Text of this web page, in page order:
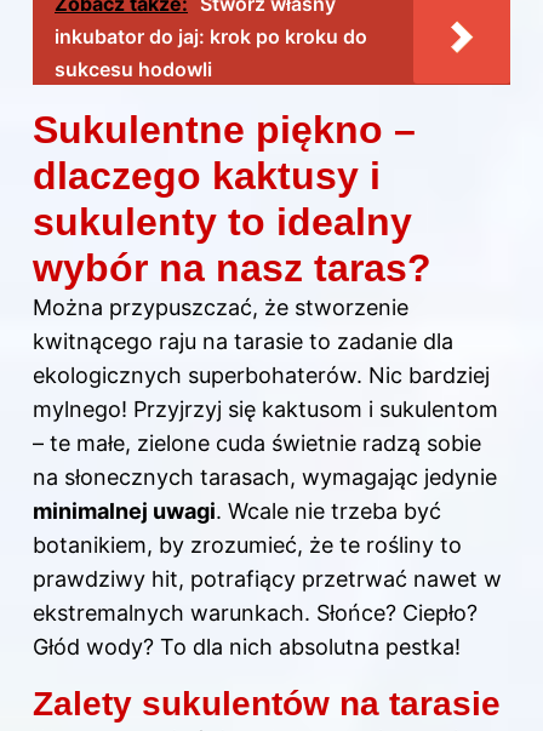
inkubator do jaj: krok po kroku do
sukcesu hodowli
Sukulentne piękno –
dlaczego kaktusy i
sukulenty to idealny
wybór na nasz taras?
Można przypuszczać, że stworzenie
kwitnącego raju na tarasie to zadanie dla
ekologicznych superbohaterów. Nic bardziej
mylnego! Przyjrzyj się kaktusom i sukulentom
– te małe, zielone cuda świetnie radzą sobie
na słonecznych tarasach, wymagając jedynie
minimalnej uwagi. Wcale nie trzeba być
botanikiem, by zrozumieć, że te rośliny to
prawdziwy hit, potrafiący przetrwać nawet w
ekstremalnych warunkach. Słońce? Ciepło?
Głód wody? To dla nich absolutna pestka!
Zalety sukulentów na tarasie